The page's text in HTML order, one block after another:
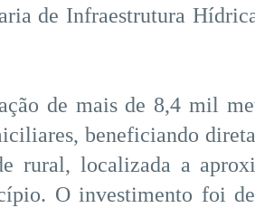
de Infraestrutura
de mais de 8,4 mil
beneficiando
rural, localizada a
O investimento foi